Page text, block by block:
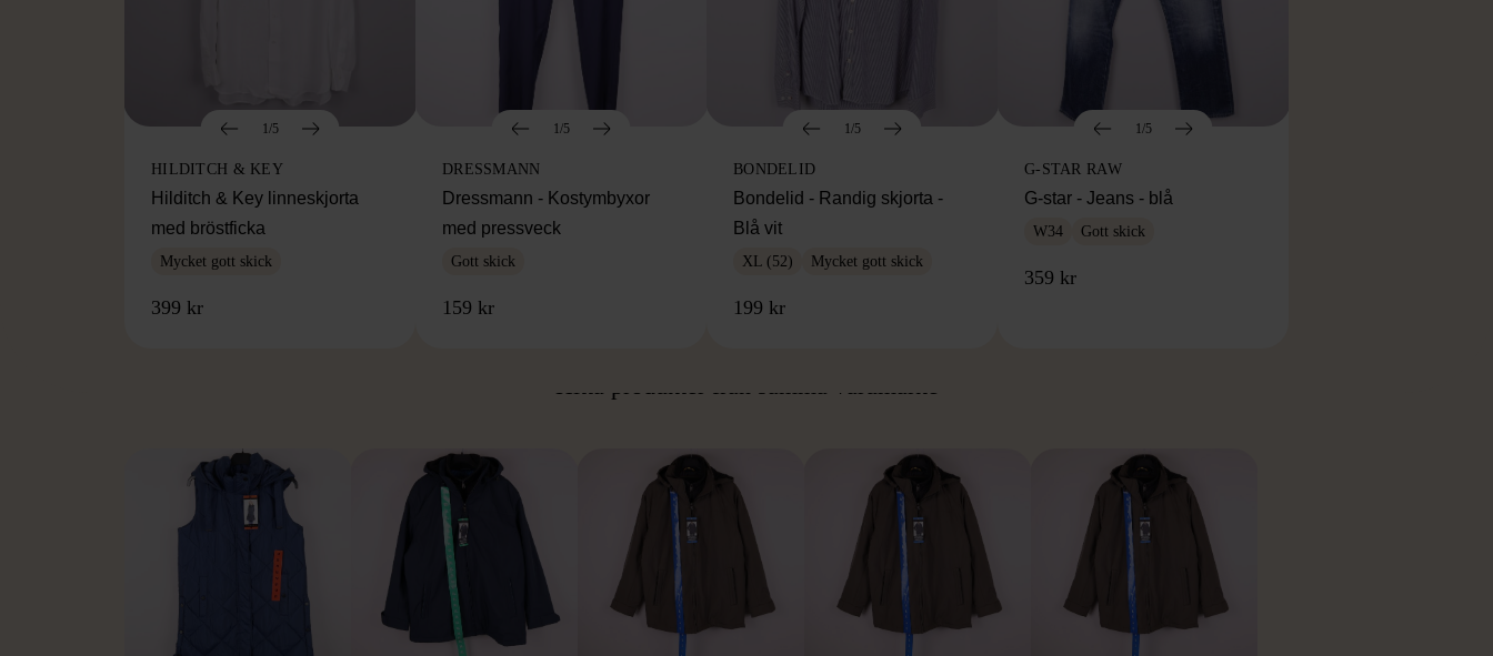
1/5
HILDITCH & KEY
Hilditch & Key linneskjorta
med bröstficka
Mycket gott skick
399 kr
1/5
DRESSMANN
Dressmann - Kostymbyxor
med pressveck
Gott skick
159 kr
1/5
BONDELID
Bondelid - Randig skjorta -
Blå vit
XL (52) Mycket gott skick
199 kr
1/5
G-STAR RAW
G-star - Jeans - blå
W34 Gott skick
359 kr